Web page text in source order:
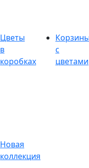
Цветы
в
коробках
с
цветами
Новая
коллекция